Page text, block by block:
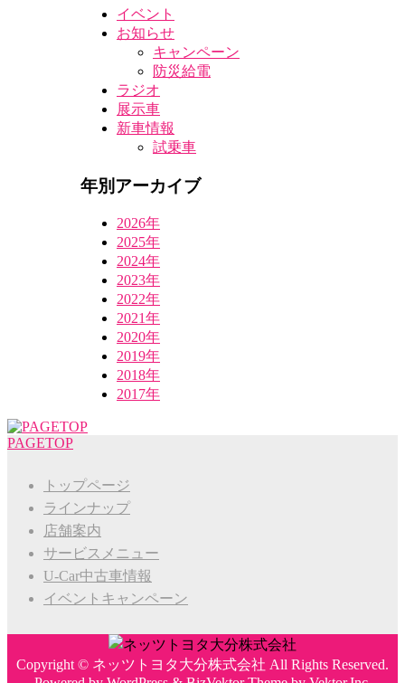
イベント
お知らせ
キャンペーン
防災給電
ラジオ
展示車
新車情報
試乗車
年別アーカイブ
2026年
2025年
2024年
2023年
2022年
2021年
2020年
2019年
2018年
2017年
PAGETOP
トップページ
ラインナップ
店舗案内
サービスメニュー
U-Car中古車情報
イベントキャンペーン
Copyright © ネッツトヨタ大分株式会社 All Rights Reserved.